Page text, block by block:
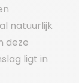
natuurlijk
deze
ligt in